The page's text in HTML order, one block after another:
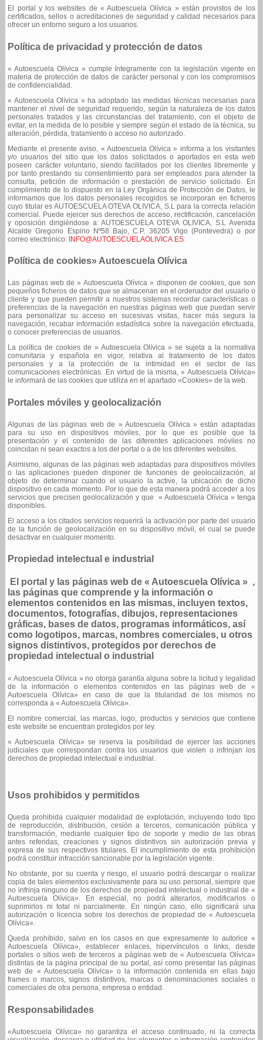
El portal y los websites de « Autoescuela Olívica » están provistos de los
certificados, sellos o acreditaciones de seguridad y calidad necesarios para
ofrecer un entorno seguro a los usuarios.
Política de privacidad y protección de datos
« Autoescuela Olívica » cumple íntegramente con la legislación vigente en
materia de protección de datos de carácter personal y con los compromisos
de confidencialidad.
« Autoescuela Olívica » ha adoptado las medidas técnicas necesarias para
mantener el nivel de seguridad requerido, según la naturaleza de los datos
personales tratados y las circunstancias del tratamiento, con el objeto de
evitar, en la medida de lo posible y siempre según el estado de la técnica, su
alteración, pérdida, tratamiento o acceso no autorizado.
Mediante el presente aviso, « Autoescuela Olívica » informa a los visitantes
y/o usuarios del sitio que los datos solicitados o aportados en esta web
poseen carácter voluntario, siendo facilitados por los clientes libremente y
por tanto prestando su consentimiento para ser empleados para atender la
consulta, petición de información o prestación de servicio solicitado. En
cumplimiento de lo dispuesto en la Ley Orgánica de Protección de Datos, le
informamos que los datos personales recogidos se incorporan en ficheros
cuyo titular es AUTOESCUELA OTEVA OLIVICA, S.L para la correcta relación
comercial. Puede ejercer sus derechos de acceso, rectificación, cancelación
y oposición dirigiéndose a: AUTOESCUELA OTEVA OLIVICA, S.L Avenida
Alcalde Gregorio Espino Nº58 Bajo, C.P. 36205 Vigo (Pontevedra) o por
correo electrónico: INFO@AUTOESCUELAOLIVICA.ES
Política de cookies» Autoescuela Olívica
Las páginas web de » Autoescuela Olívica » disponen de cookies, que son
pequeños ficheros de datos que se almacenan en el ordenador del usuario o
cliente y que pueden permitir a nuestros sistemas recordar características o
preferencias de la navegación en nuestras páginas web que puedan servir
para personalizar su acceso en sucesivas visitas, hacer más segura la
navegación, recabar información estadística sobre la navegación efectuada,
o conocer preferencias de usuarios.
La política de cookies de » Autoescuela Olívica » se sujeta a la normativa
comunitaria y española en vigor, relativa al tratamiento de los datos
personales y a la protección de la intimidad en el sector de las
comunicaciones electrónicas. En virtud de la misma, » Autoescuela Olívica»
le informará de las cookies que utiliza en el apartado «Cookies» de la web.
Portales móviles y geolocalización
Algunas de las páginas web de » Autoescuela Olívica » están adaptadas
para su uso en dispositivos móviles, por lo que es posible que la
presentación y el contenido de las diferentes aplicaciones móviles no
coincidan ni sean exactos a los del portal o a de los diferentes websites.
Asimismo, algunas de las páginas web adaptadas para dispositivos móviles
o las aplicaciones pueden disponer de funciones de geolocalización, al
objeto de determinar cuando el usuario la active, la ubicación de dicho
dispositivo en cada momento. Por lo que de esta manera podrá acceder a los
servicios que precisen geolocalización y que « Autoescuela Olívica » tenga
disponibles.
El acceso a los citados servicios requerirá la activación por parte del usuario
de la función de geolocalización en su dispositivo móvil, el cual se puede
desactivar en cualquier momento.
Propiedad intelectual e industrial
El portal y las páginas web de « Autoescuela Olívica » ,
las páginas que comprende y la información o
elementos contenidos en las mismas, incluyen textos,
documentos, fotografías, dibujos, representaciones
gráficas, bases de datos, programas informáticos, así
como logotipos, marcas, nombres comerciales, u otros
signos distintivos, protegidos por derechos de
propiedad intelectual o industrial
« Autoescuela Olívica » no otorga garantía alguna sobre la licitud y legalidad
de la información o elementos contenidos en las páginas web de «
Autoescuela Olívica» en caso de que la titularidad de los mismos no
corresponda a « Autoescuela Olívica».
El nombre comercial, las marcas, logo, productos y servicios que contiene
este website se encuentran protegidos por ley.
« Autoescuela Olívica» se reserva la posibilidad de ejercer las acciones
judiciales que correspondan contra los usuarios que violen o infrinjan los
derechos de propiedad intelectual e industrial.
Usos prohibidos y permitidos
Queda prohibida cualquier modalidad de explotación, incluyendo todo tipo
de reproducción, distribución, cesión a terceros, comunicación pública y
transformación, mediante cualquier tipo de soporte y medio de las obras
antes referidas, creaciones y signos distintivos sin autorización previa y
expresa de sus respectivos titulares. El incumplimiento de esta prohibición
podrá constituir infracción sancionable por la legislación vigente.
No obstante, por su cuenta y riesgo, el usuario podrá descargar o realizar
copia de tales elementos exclusivamente para su uso personal, siempre que
no infrinja ninguno de los derechos de propiedad intelectual o industrial de «
Autoescuela Olívica». En especial, no podrá alterarlos, modificarlos o
suprimirlos ni total ni parcialmente. En ningún caso, ello significará una
autorización o licencia sobre los derechos de propiedad de « Autoescuela
Olívica».
Queda prohibido, salvo en los casos en que expresamente lo autorice «
Autoescuela Olívica», establecer enlaces, hipervínculos o links, desde
portales o sitios web de terceros a páginas web de « Autoescuela Olívica»
distintas de la página principal de su portal, así como presentar las páginas
web de « Autoescuela Olívica» o la información contenida en ellas bajo
frames o marcos, signos distintivos, marcas o denominaciones sociales o
comerciales de otra persona, empresa o entidad.
Responsabilidades
«Autoescuela Olívica» no garantiza el acceso continuado, ni la correcta